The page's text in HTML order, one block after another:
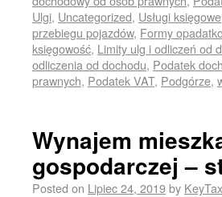
Ulgi, Uncategorized, Usługi księgowe
przebiegu pojazdów, Formy
księgowość, Limity ulg i odliczeń od
odliczenia od dochodu, Podatek
prawnych, Podatek VAT, Podgórze,
Wynajem
gospodarczej –
Posted on Lipiec 24, 2019by KeyTax